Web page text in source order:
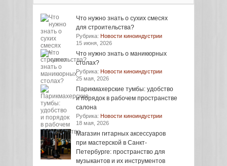
Что нужно знать о сухих смесях
для строительства?
Рубрика: Новости киноиндустрии
15 июня, 2026
Что нужно знать о маникюрных
столах?
Рубрика: Новости киноиндустрии
25 мая, 2026
Парикмахерские тумбы: удобство
и порядок в рабочем пространстве
салона
Рубрика: Новости киноиндустрии
18 мая, 2026
Магазин гитарных аксессуаров
при мастерской в Санкт-
Петербурге: пространство для
музыкантов и их инструментов